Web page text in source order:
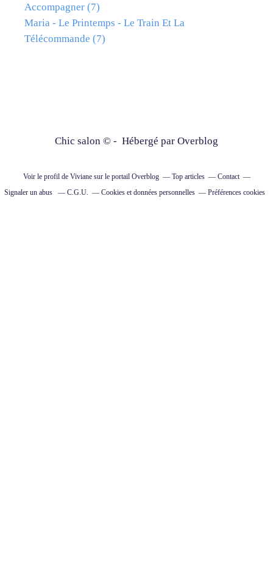
Accompagner (7)
Maria - Le Printemps - Le Train Et La
Télécommande (7)
Chic salon © - Hébergé par Overblog
Voir le profil de Vivianesur le portail Overblog Top articles
Contact
Signaler un abus
C.G.U. Cookies et données personnelles Préférences cookies